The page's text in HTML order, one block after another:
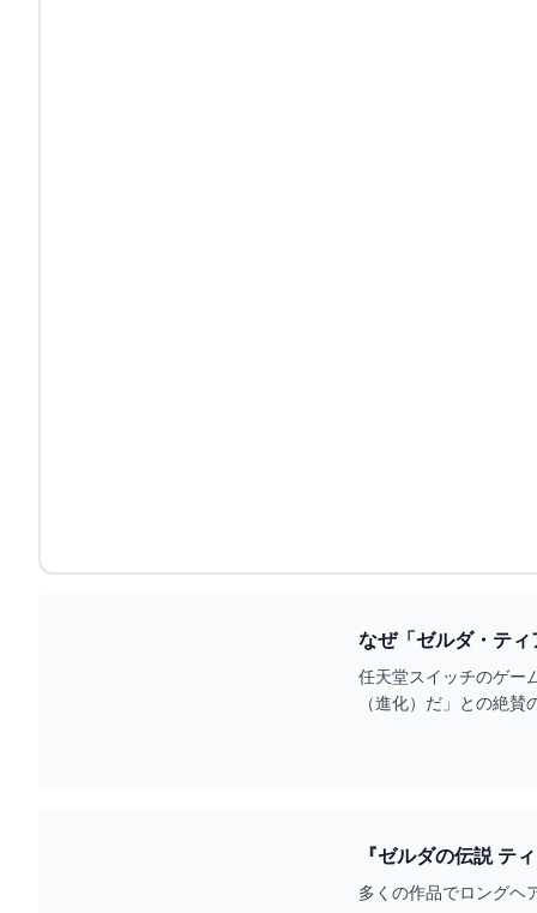
なぜ「ゼルダ・テ
任天堂スイッチのゲー
（進化）だ」との絶
多くの作品でロングヘ